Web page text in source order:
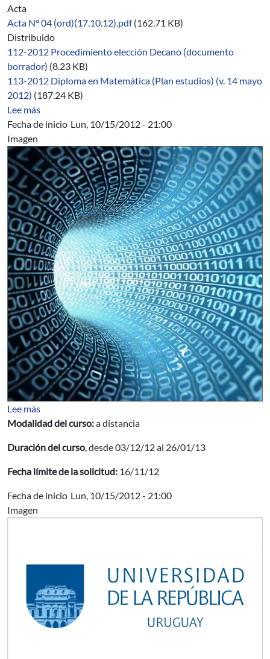
Acta
Acta Nº 04 (ord)(17.10.12).pdf (162.71 KB)
Distribuido
112-2012 Procedimiento elección Decano (documento
borrador) (8.23 KB)
113-2012 Diploma en Matemática (Plan estudios) (v. 14 mayo
2012) (187.24 KB)
Lee mássobre 04/2012-2014
Fecha de inicio Lun, 10/15/2012 - 21:00
Imagen
Lee mássobre BANDA ANCHA Y CIUDADES DIGITALES
Modalidad del curso:a distancia
Duración del curso, desde 03/12/12 al 26/01/13
Fecha límite de la solicitud: 16/11/12
Fecha de inicio Lun, 10/15/2012 - 21:00
Imagen